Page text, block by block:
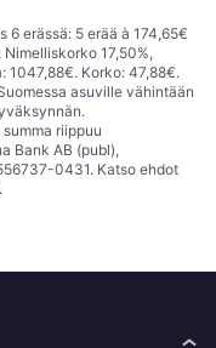
6 erässä: 5 erää à 174,65€
17,50%,
1047,88€. Korko: 47,88€.
asuville vähintään
riippuu
Bank AB (publ),
0431. Katso ehdot
.